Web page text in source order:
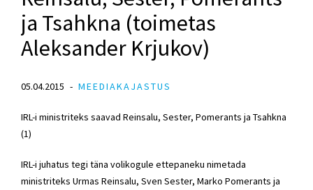
ja Tsahkna (toimetas
Aleksander Krjukov)
05.04.2015 MEEDIAKAJASTUS
IRL-i ministriteks saavad Reinsalu, Sester, Pomerants ja Tsahkna
(1)
IRL-i juhatus tegi täna volikogule ettepaneku nimetada
ministriteks Urmas Reinsalu, Sven Sester, Marko Pomerants ja